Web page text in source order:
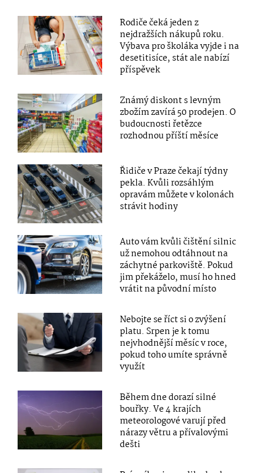
Rodiče čeká jeden z
nejdražších nákupů roku.
Výbava pro školáka vyjde i na
desetitisíce, stát ale nabízí
příspěvek
Známý diskont s levným
zbožím zavírá 50 prodejen. O
budoucnosti řetězce
rozhodnou příští měsíce
Řidiče v Praze čekají týdny
pekla. Kvůli rozsáhlým
opravám můžete v kolonách
strávit hodiny
Auto vám kvůli čištění silnic
už nemohou odtáhnout na
záchytné parkoviště. Pokud
jim překáželo, musí ho hned
vrátit na původní místo
Nebojte se říct si o zvýšení
platu. Srpen je k tomu
nejvhodnější měsíc v roce,
pokud toho umíte správně
využít
Během dne dorazí silné
bouřky. Ve 4 krajích
meteorologové varují před
nárazy větru a přívalovými
dešti